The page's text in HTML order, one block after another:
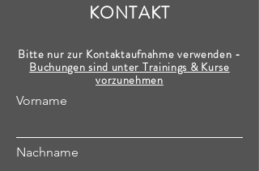
KONTAKT
Bitte nur zur Kontaktaufnahme verwenden -
Buchungen sind unter Trainings & Kurse
vorzunehmen
Vorname
Nachname